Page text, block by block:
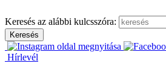
Keresés az alábbi kulcsszóra:
Hírlevél